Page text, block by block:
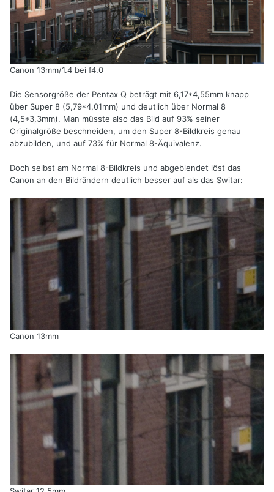
Canon 13mm/1.4 bei f4.0
Die Sensorgröße der Pentax Q beträgt mit 6,17*4,55mm knapp
über Super 8 (5,79*4,01mm) und deutlich über Normal 8
(4,5*3,3mm). Man müsste also das Bild auf 93% seiner
Originalgröße beschneiden, um den Super 8-Bildkreis genau
abzubilden, und auf 73% für Normal 8-Äquivalenz.
Doch selbst am Normal 8-Bildkreis und abgeblendet löst das
Canon an den Bildrändern deutlich besser auf als das Switar:
Canon 13mm